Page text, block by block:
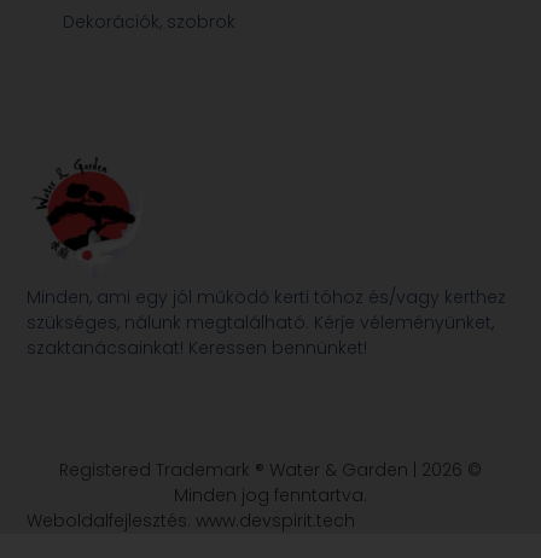
Minden, ami egy jól működő kerti tóhoz és/vagy kerthez
szükséges, nálunk megtalálható. Kérje véleményünket,
szaktanácsainkat! Keressen bennünket!
Dekorációk, szobrok
Registered Trademark ® Water & Garden | 2026 ©
Minden jog fenntartva.
Weboldalfejlesztés: www.devspirit.tech